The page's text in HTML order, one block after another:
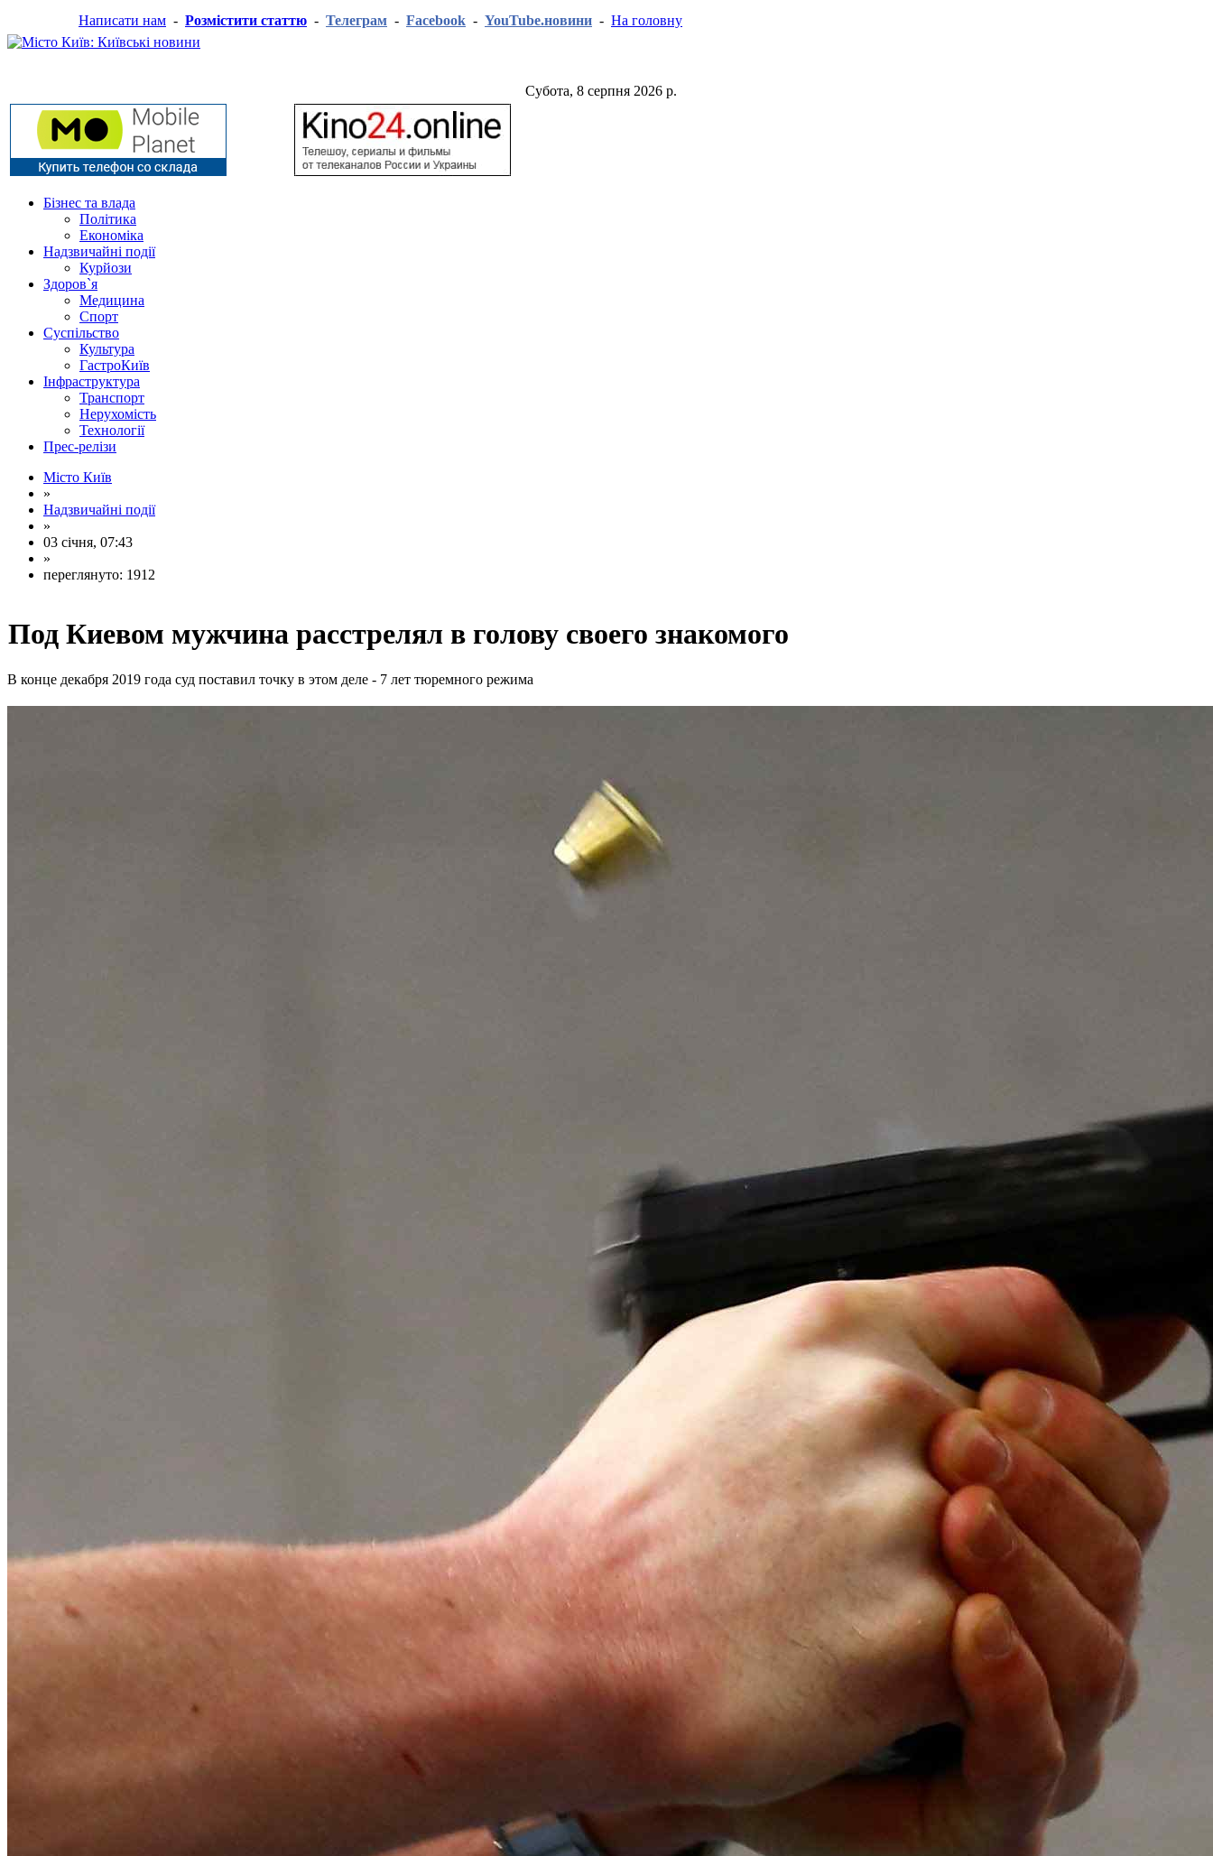
Написати нам - Розмістити статтю - Телеграм - Facebook - YouTube.новини - На головну
Субота, 8 серпня 2026 р.
Бізнес та влада
Політика
Економіка
Надзвичайні події
Курйози
Здоров`я
Медицина
Спорт
Суспільство
Культура
ГастроКиїв
Інфраструктура
Транспорт
Нерухомість
Технології
Прес-релізи
Місто Київ
»
Надзвичайні події
»
03 січня, 07:43
»
переглянуто: 1912
Под Киевом мужчина расстрелял в голову своего знакомого
В конце декабря 2019 года суд поставил точку в этом деле - 7 лет тюремного режима